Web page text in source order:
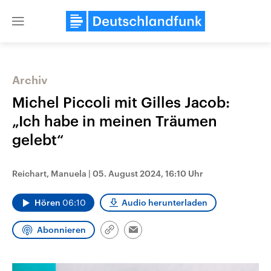
Close
Landtagswahl Sachsen-Anhalt
2026
Alle Informationen
Sachsen-Anhalt wählt am 6.
USA
Archiv
Michel Piccoli mit Gilles Jacob:
„Ich habe in meinen Träumen
gelebt“
Reichart, Manuela | 05. August 2024, 16:10 Uhr
Hören 06:10 Audio herunterladen
Abonnieren
Link
Email